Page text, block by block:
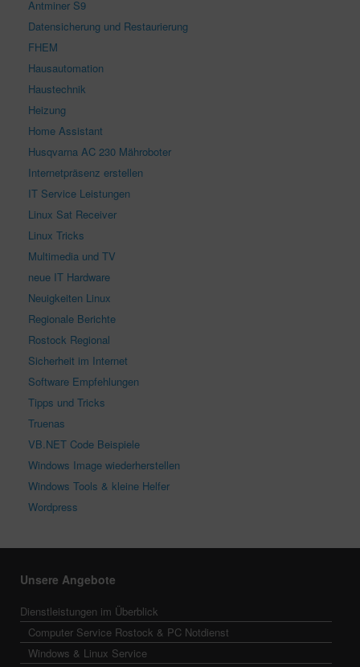
Antminer S9
Datensicherung und Restaurierung
FHEM
Hausautomation
Haustechnik
Heizung
Home Assistant
Husqvarna AC 230 Mähroboter
Internetpräsenz erstellen
IT Service Leistungen
Linux Sat Receiver
Linux Tricks
Multimedia und TV
neue IT Hardware
Neuigkeiten Linux
Regionale Berichte
Rostock Regional
Sicherheit im Internet
Software Empfehlungen
Tipps und Tricks
Truenas
VB.NET Code Beispiele
Windows Image wiederherstellen
Windows Tools & kleine Helfer
Wordpress
Unsere Angebote
Dienstleistungen im Überblick
Computer Service Rostock & PC Notdienst
Windows & Linux Service